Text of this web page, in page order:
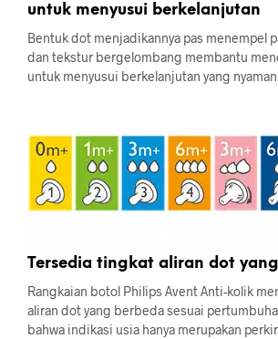
untuk menyusui berkelanjutan
Bentuk dot menjadikannya pas menempel
dan tekstur bergelombang membantu
untuk menyusui berkelanjutan yang nyaman.
Tersedia tingkat aliran dot
Rangkaian botol Philips Avent Anti-kolik
aliran dot yang berbeda sesuai
bahwa indikasi usia hanya merupakan